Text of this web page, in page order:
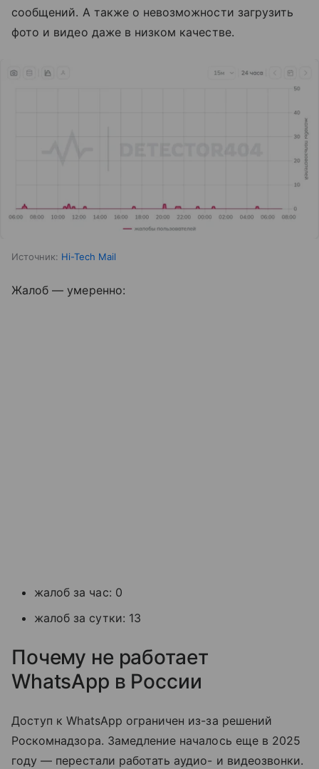
сообщений. А также о невозможности загрузить
фото и видео даже в низком качестве.
Источник: Hi-Tech Mail
Жалоб — умеренно:
жалоб за час: 0
жалоб за сутки: 13
Почему не работает
WhatsApp в России
Доступ к WhatsApp ограничен из-за решений
Роскомнадзора. Замедление началось еще в 2025
году — перестали работать аудио- и видеозвонки.